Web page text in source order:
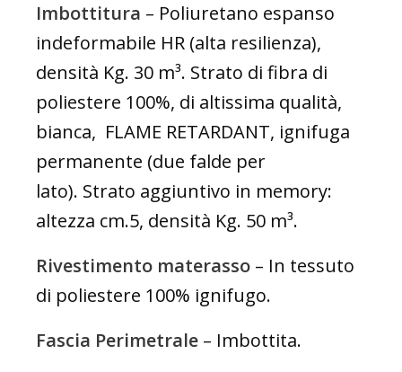
Imbottitura – Poliuretano espanso
indeformabile HR (alta resilienza),
densità Kg. 30 m³. Strato di fibra di
poliestere 100%, di altissima qualità,
bianca, FLAME RETARDANT, ignifuga
permanente (due falde per
lato). Strato aggiuntivo in memory:
altezza cm.5, densità Kg. 50 m³.
Rivestimento materasso – In tessuto
di poliestere 100% ignifugo.
Fascia Perimetrale – Imbottita.